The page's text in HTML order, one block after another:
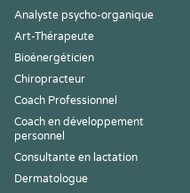
Analyste psycho-organique
Art-Thérapeute
Bioénergéticien
Chiropracteur
Coach Professionnel
Coach en développement
personnel
Consultante en lactation
Dermatologue